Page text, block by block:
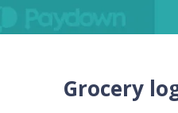
Grocery